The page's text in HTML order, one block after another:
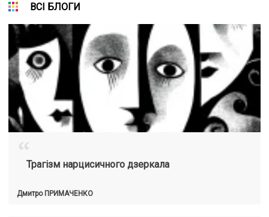
ВСІ БЛОГИ
“Трагізм нарцисичного дзеркала
Дмитро ПРИМАЧЕНКО